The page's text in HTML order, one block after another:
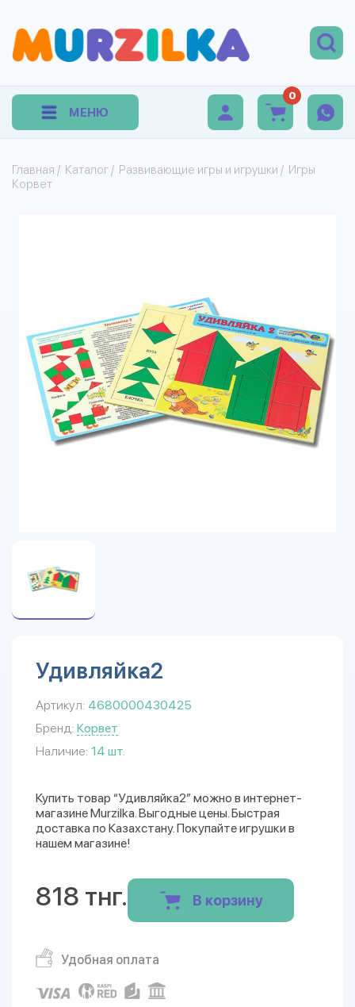
МЕНЮ
0
Главная / Каталог / Развивающие игры и игрушки / Игры
Корвет
Удивляйка2
Артикул: 4680000430425
Бренд: Корвет
Наличие: 14 шт.
Купить товар “Удивляйка2” можно в интернет-
магазине Murzilka. Выгодные цены. Быстрая
доставка по Казахстану. Покупайте игрушки в
нашем магазине!
818 тнг. В корзину
Удобная оплата